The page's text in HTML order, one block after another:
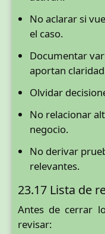
No aclarar si
el caso.
Documentar
aportan
Olvidar
No relacionar
negocio.
No derivar
relevantes.
23.17 Lista de
Antes de cerrar
revisar: